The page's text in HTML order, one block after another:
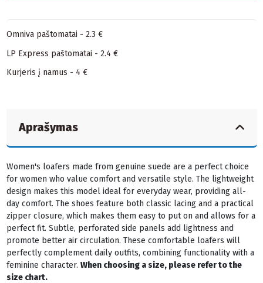
Omniva paštomatai - 2.3 €
LP Express paštomatai - 2.4 €
Kurjeris į namus - 4 €
Aprašymas
Women's loafers made from genuine suede are a perfect choice
for women who value comfort and versatile style. The lightweight
design makes this model ideal for everyday wear, providing all-
day comfort. The shoes feature both classic lacing and a practical
zipper closure, which makes them easy to put on and allows for a
perfect fit. Subtle, perforated side panels add lightness and
promote better air circulation. These comfortable loafers will
perfectly complement daily outfits, combining functionality with a
feminine character. When choosing a size, please refer to the
size chart.